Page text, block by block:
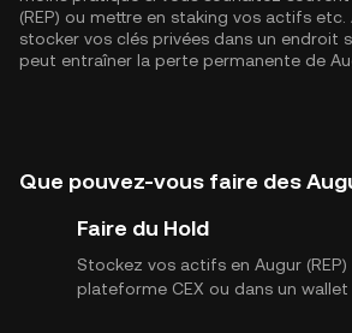
(REP) ou mettre en staking vos actifs
stocker vos clés privées dans un endroit
peut entraîner la perte permanente de
Que pouvez-vous faire des
Faire du Hold
Stockez vos actifs en Augur (REP)
plateforme CEX ou dans un wallet